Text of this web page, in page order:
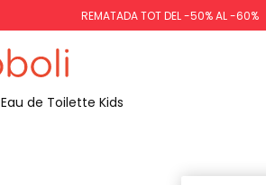
REMATADA TOT DEL -50% AL -60%
Eau de Toilette Kids